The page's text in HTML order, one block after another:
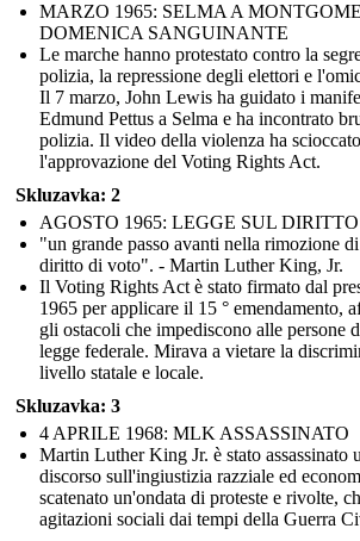
MARZO 1965: SELMA A
DOMENICA SANGUINANTE
Le marche hanno protestato contro la
polizia, la repressione degli elettori e
Il 7 marzo, John Lewis ha guidato i
Edmund Pettus a Selma e ha incontrato
polizia. Il video della violenza ha
l'approvazione del Voting Rights Act.
Skluzavka: 2
AGOSTO 1965: LEGGE SUL
"un grande passo avanti nella rimozione
diritto di voto". - Martin Luther King, Jr.
Il Voting Rights Act è stato firmato dal
1965 per applicare il 15 ° emendamento,
gli ostacoli che impediscono alle persone
legge federale. Mirava a vietare la
livello statale e locale.
Skluzavka: 3
4 APRILE 1968: MLK ASSASSINATO
Martin Luther King Jr. è stato assassinato
discorso sull'ingiustizia razziale ed
scatenato un'ondata di proteste e rivolte,
agitazioni sociali dai tempi della Guerra